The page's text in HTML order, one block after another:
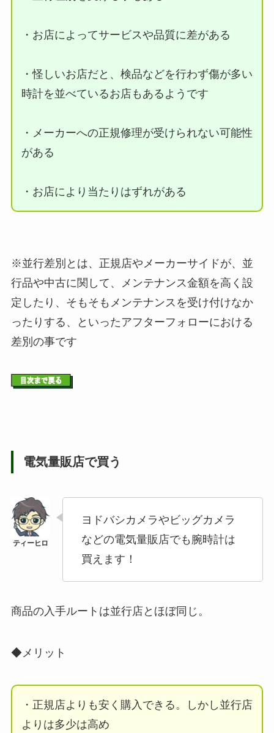
・お店によってサービスや品質に差がある
・怪しいお店だと、検品などを行わず傷が多い
時計を並べているお店もあるようです
・メーカーへの正規修理が受けられない可能性
がある
・お店により当たりはずれがある
※並行差別とは、正規店やメーカーサイドが、並
行品や中古に関して、メンテナンス金額を高く設
定したり、そもそもメンテナンスを受け付けなか
ったりする、といったアフターフォローにおける
差別の事です
電気量販店で買う
ヨドバシカメラやビッグカメラ
などの電気量販店でも腕時計は
買えます！
商品の入手ルートは並行店とほぼ同じ。
◆メリット
・正規店よりも安く購入できる。しかし並行店
よりは多少は高め